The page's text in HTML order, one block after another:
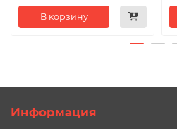
В корзину
Информация